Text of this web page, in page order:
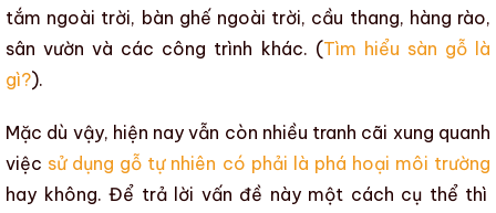
tắm ngoài trời, bàn ghế ngoài trời, cầu thang, hàng rào,
sân vườn và các công trình khác. (Tìm hiểu sàn gỗ là
gì?).
Mặc dù vậy, hiện nay vẫn còn nhiều tranh cãi xung quanh
việc sử dụng gỗ tự nhiên có phải là phá hoại môi trường
hay không. Để trả lời vấn đề này một cách cụ thể thì